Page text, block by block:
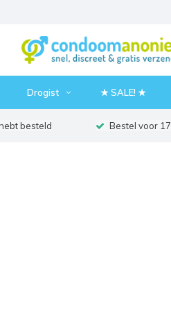
Drogist ★ SALE! ★
besteld Bestel voor